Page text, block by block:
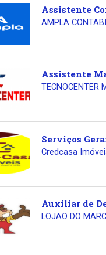
Assistente
AMPLA
Assistente
TECNOCENTER
Serviços
Credcasa
Auxiliar de
LOJAO DO